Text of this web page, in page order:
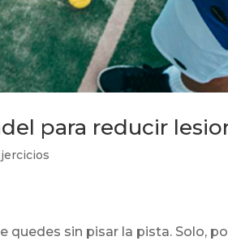
para reducir
quedes sin pisar la pista. Solo,